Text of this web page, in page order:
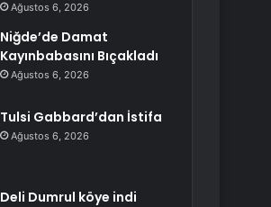
Ağustos 6, 2026
Niğde’de Damat
Kayınbabasını Bıçakladı
Ağustos 6, 2026
Tulsi Gabbard’dan İstifa
Ağustos 6, 2026
Deli Dumrul köye indi